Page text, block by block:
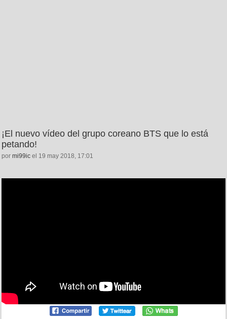
¡El nuevo vídeo del grupo coreano BTS que lo está
petando!
por mi99ic el 19 may 2018, 17:01